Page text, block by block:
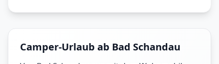
Camper-Urlaub ab Bad Schandau